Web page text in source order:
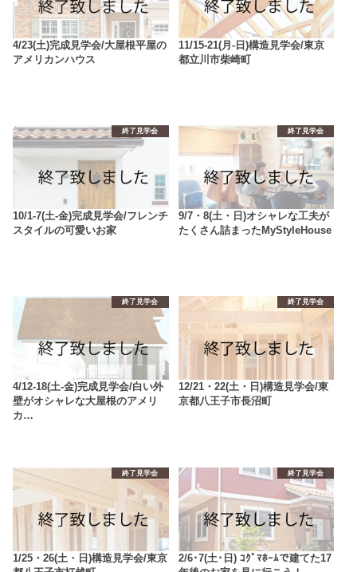
4/23(土)完成見学会/大屋根平屋の
アメリカンハウス
11/15-21(月-日)構造見学会/東京
都立川市柴崎町
終了見学会
10/1-7(土-金)完成見学会/フレンチ
スタイルの可愛いお家
終了見学会
9/7・8(土・日)オシャレな工夫が
たくさん詰まったMyStyleHouse
終了見学会
4/12-18(土-金)完成見学会/白い外
壁がオシャレな大屋根のアメリ
カ…
終了見学会
12/21・22(土・日)構造見学会/東
京都八王子市長沼町
終了見学会
1/25・26(土・日)構造見学会/東京
終了見学会
2/6･7(土･日) ｺｸﾞﾏﾎｰﾑで建てた17